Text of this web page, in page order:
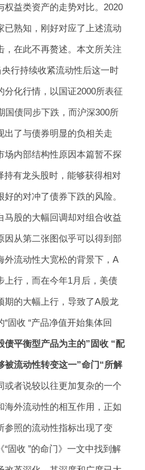
权益类资产的走势对比。2020
已熟知，刚好对应了上述流动
，在此不再赘述。本文所关注
行持续收紧流动性后这一时
分化行情，以国证2000所表征
国债同步下跌，而沪深300所
出了与债券明显的负相关走
场内部结构性原因本篇暂不探
持有龙头股时，能够获得相对
的对冲了债券下跌的风险。
马股的大幅回调却对组合收益
因从第二张图似乎可以得到部
外流动性大宽松的背景下，A
上行，而在今年1月后，美债
期的大幅上行，导致了A股龙
固收 “产品净值开始集体回
债平衡型产品为主的”固收 “配
被流动性转变这一”命门“所解
或者说较以往更加复杂的一个
海外流动性的相互作用，正如
参照的流动性指标出现了变
固收 ”的命门》一文中找到解